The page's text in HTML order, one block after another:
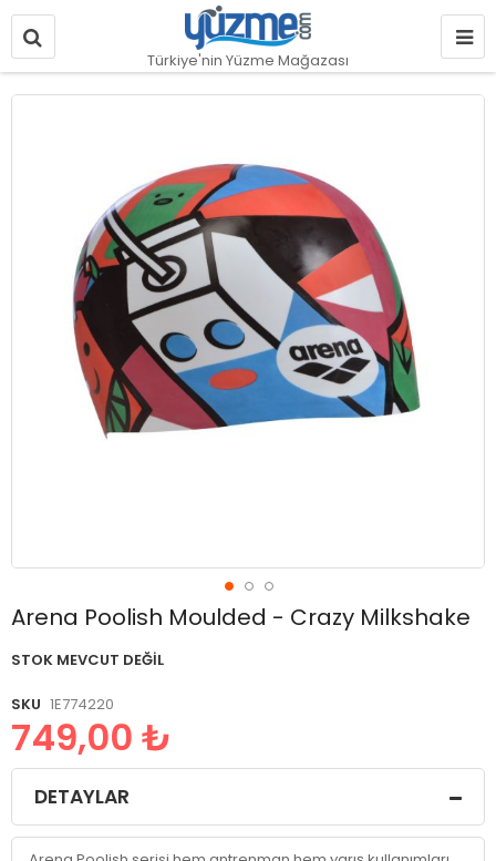
Türkiye'nin Yüzme Mağazası
Arena Poolish Moulded - Crazy Milkshake
STOK MEVCUT DEĞIL
SKU 1E774220
749,00 ₺
Resim
Resim
başlangıcına
DETAYLAR